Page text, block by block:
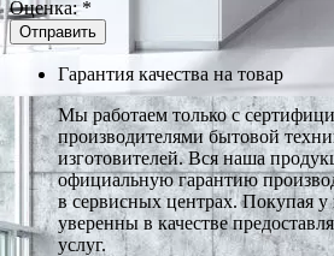
Оценка:*
Гарантия качества на товар
Мы работаем только с
производителями бытовой
изготовителей. Вся наша
официальную гарантию
в сервисных центрах. Покупая
уверенны в качестве
услуг.